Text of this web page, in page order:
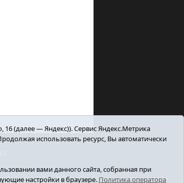
E-mail:
в сфере связи,
16 (далее — Яндекс)). Сервис Яндекс.Метрика
использовать ресурс, Вы автоматически
вами данного сайта, собранная при
настройки в браузере. Политика оператора